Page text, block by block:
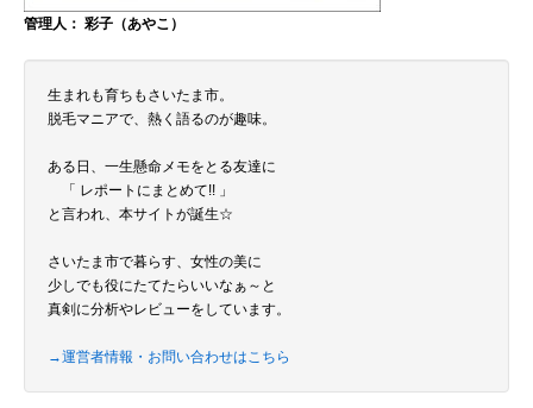
管理人： 彩子（あやこ）
生まれも育ちもさいたま市。
脱毛マニアで、熱く語るのが趣味。
ある日、一生懸命メモをとる友達に
「 レポートにまとめて!! 」
と言われ、本サイトが誕生☆
さいたま市で暮らす、女性の美に
少しでも役にたてたらいいなぁ～と
真剣に分析やレビューをしています。
→運営者情報・お問い合わせはこちら